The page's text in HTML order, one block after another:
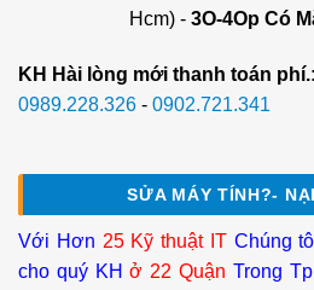
Hcm) - 3O-4Op Có
KH Hài lòng mới thanh toán phí.:
0989.228.326 - 0902.721.341
SỬA MÁY TÍNH?-
Với Hơn 25 Kỹ thuật ITChúng
cho quý KHở 22 Quận Trong